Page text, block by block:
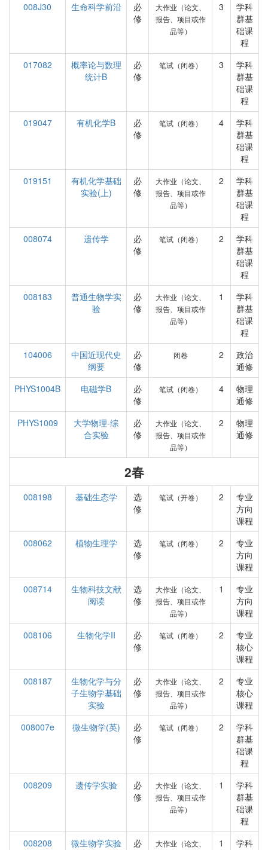
008J30
生命科学前沿
必
修
大作业（论文、
报告、项目或作
品等）
3
学科
群基
础课
程
017082
概率论与数理
统计B
必
修
笔试（闭卷） 3
学科
群基
础课
程
019047
有机化学B
必
修
笔试（闭卷） 4
学科
群基
础课
程
019151
有机化学基础
实验(上)
必
修
大作业（论文、
报告、项目或作
品等）
2
学科
群基
础课
程
008074
遗传学
必
修
笔试（闭卷） 2
学科
群基
础课
程
008183
普通生物学实
验
必
修
大作业（论文、
报告、项目或作
品等）
1
学科
群基
础课
程
104006
中国近现代史
纲要
必
修
闭卷 2
政治
通修
PHYS1004B
电磁学B
必
修
笔试（闭卷） 4
物理
通修
PHYS1009
大学物理-综
合实验
必
修
大作业（论文、
报告、项目或作
品等）
2
物理
通修
2春
008198 基础生态学
选
修
笔试（开卷） 2
专业
方向
课程
008062
植物生理学
选
修
笔试（闭卷） 2
专业
方向
课程
008714
生物科技文献
阅读
选
修
大作业（论文、
报告、项目或作
品等）
1
专业
方向
课程
008106
生物化学II
必
修
笔试（闭卷） 2
专业
核心
课程
008187
生物化学与分
子生物学基础
实验
必
修
大作业（论文、
报告、项目或作
品等）
2
专业
核心
课程
008007e
微生物学(英)
必
修
笔试（闭卷） 2
学科
群基
础课
程
008209
遗传学实验
必
修
大作业（论文、
报告、项目或作
品等）
1
学科
群基
础课
程
008208
微生物学实验
必
大作业（论文、 1
学科